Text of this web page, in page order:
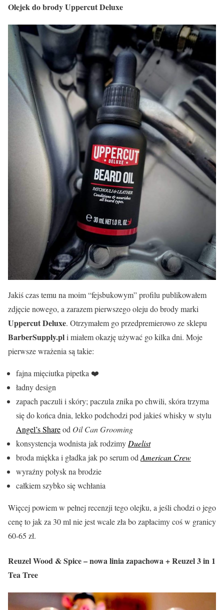
Olejek do brody Uppercut Deluxe
Jakiś czas temu na moim “fejsbukowym” profilu publikowałem
zdjęcie nowego, a zarazem pierwszego oleju do brody marki
Uppercut Deluxe. Otrzymałem go przedpremierowo ze sklepu
BarberSupply.pli miałem okazję używać go kilka dni. Moje
pierwsze wrażenia są takie:
fajna mięciutka pipetka ❤️
ładny design
zapach paczuli i skóry; paczula znika po chwili, skóra trzyma
się do końca dnia, lekko podchodzi pod jakieś whisky w stylu
Angel’s Shareod Oil Can Grooming
konsystencja wodnista jak rodzimyDuelist
broda miękka i gładka jak po serum odAmerican Crew
wyraźny połysk na brodzie
całkiem szybko się wchłania
Więcej powiem w pełnej recenzji tego olejku, a jeśli chodzi o jego
cenę to jak za 30 ml nie jest wcale zła bo zapłacimy coś w granicy
60-65 zł.
Reuzel Wood & Spice – nowa linia zapachowa + Reuzel 3 in 1
Tea Tree